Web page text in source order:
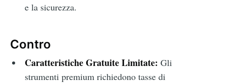
e la sicurezza.
Contro
Caratteristiche Gratuite Limitate: Gli
strumenti premium richiedono tasse di